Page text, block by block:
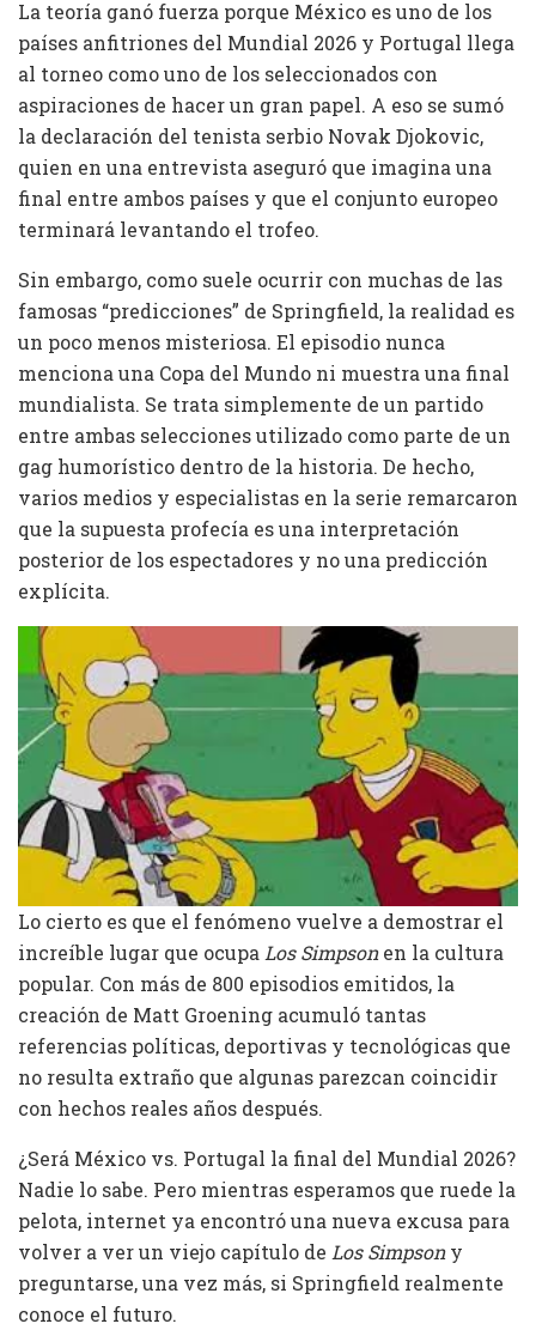
La teoría ganó fuerza porque México es uno de los
países anfitriones del Mundial 2026 y Portugal llega
al torneo como uno de los seleccionados con
aspiraciones de hacer un gran papel. A eso se sumó
la declaración del tenista serbio Novak Djokovic,
quien en una entrevista aseguró que imagina una
final entre ambos países y que el conjunto europeo
terminará levantando el trofeo.
Sin embargo, como suele ocurrir con muchas de las
famosas “predicciones” de Springfield, la realidad es
un poco menos misteriosa. El episodio nunca
menciona una Copa del Mundo ni muestra una final
mundialista. Se trata simplemente de un partido
entre ambas selecciones utilizado como parte de un
gag humorístico dentro de la historia. De hecho,
varios medios y especialistas en la serie remarcaron
que la supuesta profecía es una interpretación
posterior de los espectadores y no una predicción
explícita.
Lo cierto es que el fenómeno vuelve a demostrar el
increíble lugar que ocupa Los Simpsonen la cultura
popular. Con más de 800 episodios emitidos, la
creación de Matt Groening acumuló tantas
referencias políticas, deportivas y tecnológicas que
no resulta extraño que algunas parezcan coincidir
con hechos reales años después.
¿Será México vs. Portugal la final del Mundial 2026?
Nadie lo sabe. Pero mientras esperamos que ruede la
pelota, internet ya encontró una nueva excusa para
volver a ver un viejo capítulo de Los Simpsony
preguntarse, una vez más, si Springfield realmente
conoce el futuro.